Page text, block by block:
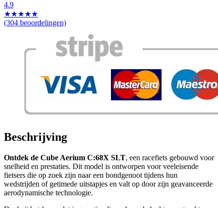
4.9
★★★★★
(304 beoordelingen)
Beschrijving
Ontdek de Cube Aerium C:68X SLT, een racefiets gebouwd voor
snelheid en prestaties. Dit model is ontworpen voor veeleisende
fietsers die op zoek zijn naar een bondgenoot tijdens hun
wedstrijden of getimede uitstapjes en valt op door zijn geavanceerde
aerodynamische technologie.